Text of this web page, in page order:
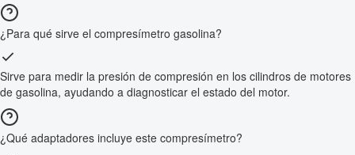
¿Para qué sirve el compresímetro gasolina?
Sirve para medir la presión de compresión en los cilindros de motores
de gasolina, ayudando a diagnosticar el estado del motor.
¿Qué adaptadores incluye este compresímetro?